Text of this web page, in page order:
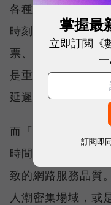
各種數位應用，因
時刻不中斷的能力
票、秒殺限量商品
是重要的線上會議
延遲且持續運作。
而「品質一致性」
時間、不同地點、
致的網路服務品質
人潮密集場域，或
掌握最
立即訂閱《
訂閱即